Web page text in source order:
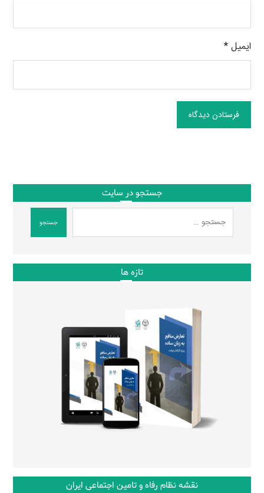
ایمیل*
فرستادن دیدگاه
جستجو در سایت
جستجو
تازه ها
نقشه نظام رفاه و تامین اجتماعی ایران